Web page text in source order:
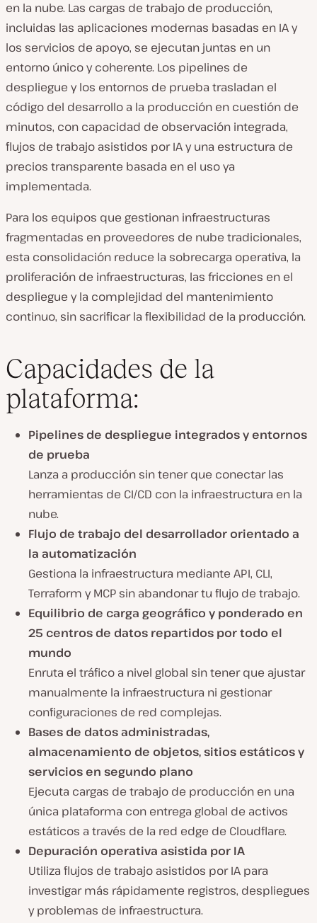
en la nube. Las cargas de trabajo de producción,
incluidas las aplicaciones modernas basadas en IA y
los servicios de apoyo, se ejecutan juntas en un
entorno único y coherente. Los pipelines de
despliegue y los entornos de prueba trasladan el
código del desarrollo a la producción en cuestión de
minutos, con capacidad de observación integrada,
flujos de trabajo asistidos por IA y una estructura de
precios transparente basada en el uso ya
implementada.
Para los equipos que gestionan infraestructuras
fragmentadas en proveedores de nube tradicionales,
esta consolidación reduce la sobrecarga operativa, la
proliferación de infraestructuras, las fricciones en el
despliegue y la complejidad del mantenimiento
continuo, sin sacrificar la flexibilidad de la producción.
Capacidades de la
plataforma:
Pipelines de despliegue integrados y entornos
de prueba
Lanza a producción sin tener que conectar las
herramientas de CI/CD con la infraestructura en la
nube.
Flujo de trabajo del desarrollador orientado a
la automatización
Gestiona la infraestructura mediante API, CLI,
Terraform y MCP sin abandonar tu flujo de trabajo.
Equilibrio de carga geográfico y ponderado en
25 centros de datos repartidos por todo el
mundo
Enruta el tráfico a nivel global sin tener que ajustar
manualmente la infraestructura ni gestionar
configuraciones de red complejas.
Bases de datos administradas,
almacenamiento de objetos, sitios estáticos y
servicios en segundo plano
Ejecuta cargas de trabajo de producción en una
única plataforma con entrega global de activos
estáticos a través de la red edge de Cloudflare.
Depuración operativa asistida por IA
Utiliza flujos de trabajo asistidos por IA para
investigar más rápidamente registros, despliegues
y problemas de infraestructura.